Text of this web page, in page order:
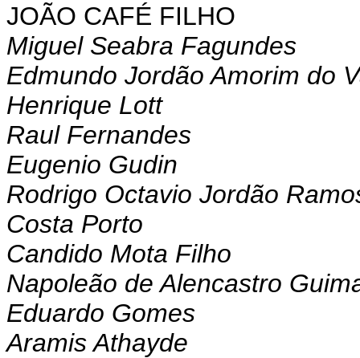
JOÃO CAFÉ FILHO
Miguel Seabra Fagundes
Edmundo Jordão Amorim do
Henrique Lott
Raul Fernandes
Eugenio Gudin
Rodrigo Octavio Jordão
Costa Porto
Candido Mota Filho
Napoleão de Alencastro
Eduardo Gomes
Aramis Athayde